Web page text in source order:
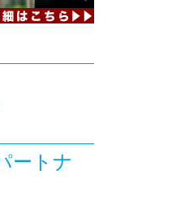
ートナ